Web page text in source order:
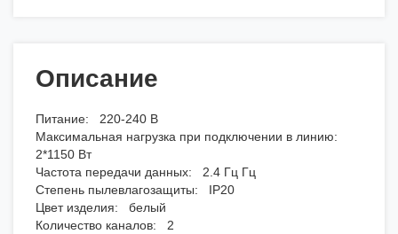
Описание
Питание: 220-240 В
Максимальная нагрузка при подключении в линию:
2*1150 Вт
Частота передачи данных: 2.4 Гц Гц
Степень пылевлагозащиты: IP20
Цвет изделия: белый
Количество каналов: 2